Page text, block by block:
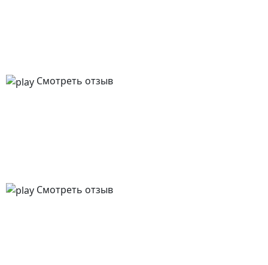
Смотреть отзыв
Смотреть отзыв